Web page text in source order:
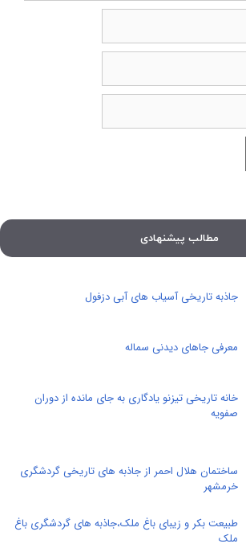
مطالب پیشنهادی
جاذبه تاریخی آسیاب های آبی دزفول
معرفی جاهای دیدنی سماله
خانه تاریخی تیزنو یادگاری به جای مانده از دوران
صفویه
ساختمان هلال احمر از جاذبه های تاریخی گردشگری
خرمشهر
طبیعت بکر و زیبای باغ ملک،جاذبه های گردشگری باغ
ملک